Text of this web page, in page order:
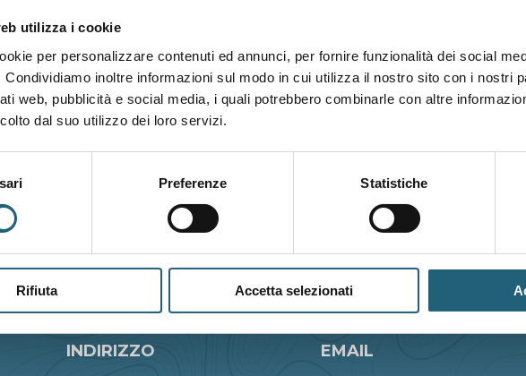
utilizza i cookie
per personalizzare contenuti ed annunci, per fornire funzionalità dei social
Condividiamo inoltre informazioni sul modo in cui utilizza il nostro sito con i nostri
web, pubblicità e social media, i quali potrebbero combinarle con altre
dal suo utilizzo dei loro servizi.
Preferenze Statistiche
Rifiuta Accetta selezionati
costo ZERO, per questioni
potete contattare:
CASO DI MALTEMPO
INDIRIZZO EMAIL